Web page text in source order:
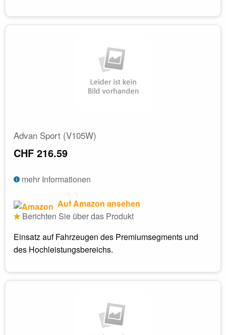
Advan Sport (V105W)
CHF 216.59
mehr Informationen
Auf Amazon ansehen
Berichten Sie über das Produkt
Einsatz auf Fahrzeugen des Premiumsegments und
des Hochleistungsbereichs.